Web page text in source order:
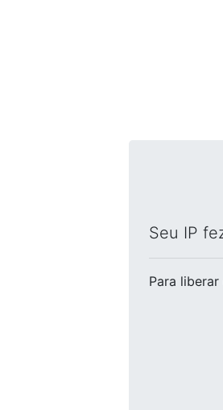
Seu IP
Para